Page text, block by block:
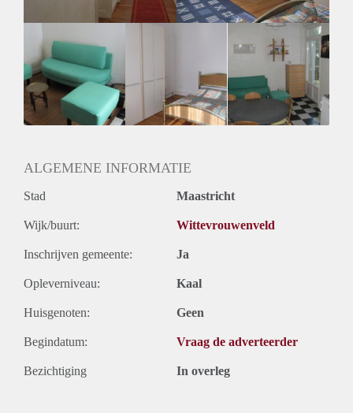
ALGEMENE INFORMATIE
Stad Maastricht
Wijk/buurt: Wittevrouwenveld
Inschrijven gemeente: Ja
Opleverniveau: Kaal
Huisgenoten: Geen
Begindatum: Vraag de adverteerder
Bezichtiging In overleg